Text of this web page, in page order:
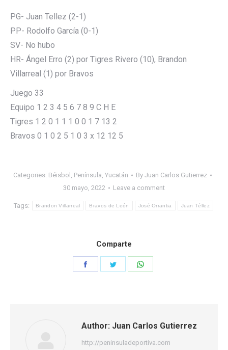
PG- Juan Tellez (2-1)
PP- Rodolfo García (0-1)
SV- No hubo
HR- Ángel Erro (2) por Tigres Rivero (10), Brandon
Villarreal (1) por Bravos
Juego 33
Equipo 1 2 3 4 5 6 7 8 9 C H E
Tigres 1 2 0 1 1 1 0 0 1 7 13 2
Bravos 0 1 0 2 5 1 0 3 x 12 12 5
Categories: Béisbol , Península, Yucatán By Juan Carlos Gutierrez
30 mayo, 2022
Leave a comment
Tags: Brandon Villarreal Bravos de León José Orrantia Juan Téllez
Comparte
Share
Author: Juan Carlos Gutierrez
http://peninsuladeportiva.com